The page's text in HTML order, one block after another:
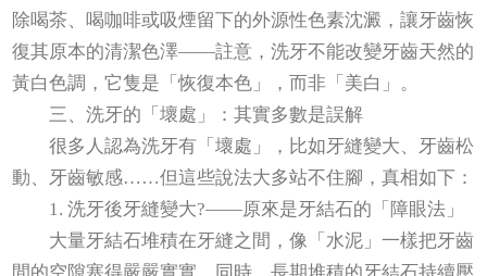
除喝茶、喝咖啡或吸煙留下的外源性色素沈澱，讓牙齒恢
復其原本的清潔色澤——註意，洗牙不能改變牙齒天然的
黃白色調，它隻是「恢復本色」，而非「美白」。
三、洗牙的「壞處」：其實多數是誤解
很多人認為洗牙有「壞處」，比如牙縫變大、牙齒松
動、牙齒敏感……但這些說法大多站不住腳，真相如下：
1. 洗牙後牙縫變大?——原來是牙結石的「障眼法」
大量牙結石堆積在牙縫之間，像「水泥」一樣把牙齒